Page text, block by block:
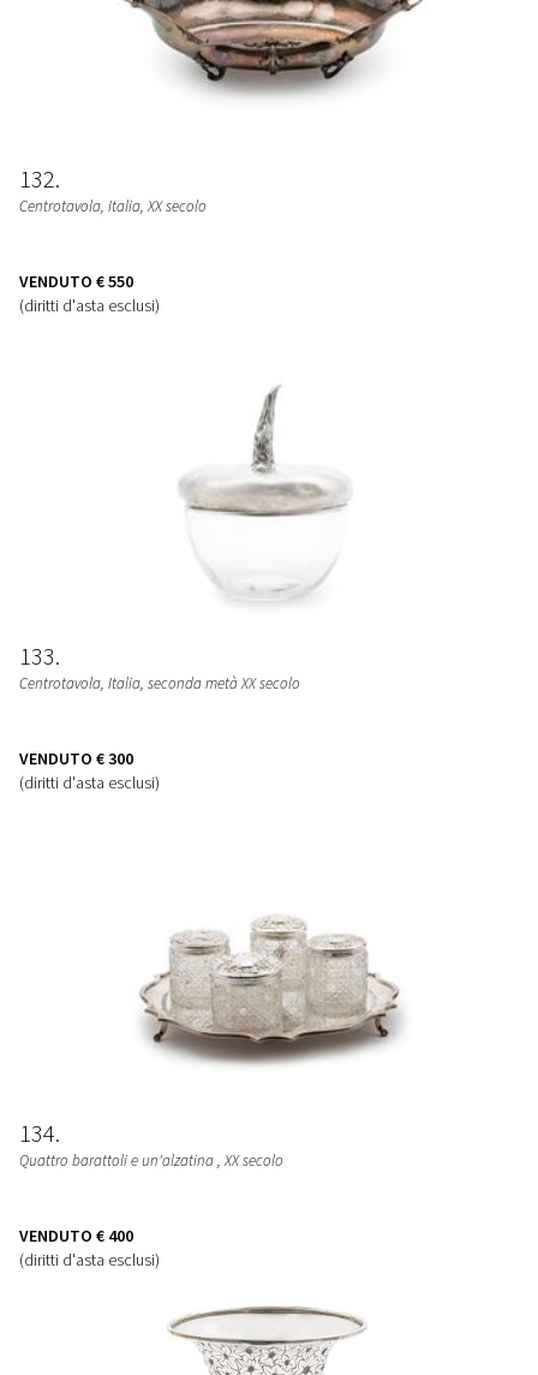
132
Centrotavola, Italia, XX secolo
VENDUTO € 550
(diritti d'asta esclusi)
133
Centrotavola, Italia, seconda metà XX secolo
VENDUTO € 300
(diritti d'asta esclusi)
134
Quattro barattoli e un'alzatina, XX secolo
VENDUTO € 400
(diritti d'asta esclusi)